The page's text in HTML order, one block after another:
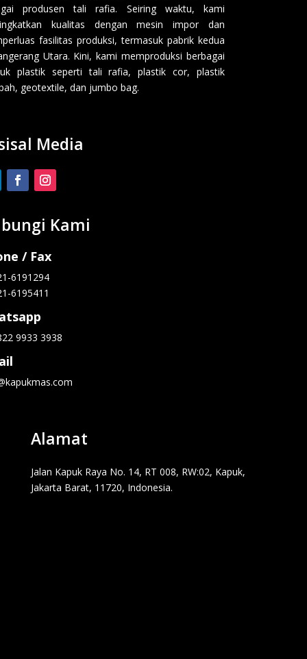
produsen tali rafia. Seiring waktu, kami
kualitas dengan mesin impor dan
fasilitas produksi, termasuk pabrik kedua
Utara. Kini, kami memproduksi berbagai
plastik seperti tali rafia, plastik cor, plastik
geotextile, dan jumbo bag.
Media
Kami
/ Fax
6191294
6195411
9933 3938
Alamat
Jalan Kapuk Raya No. 14, RT 008, RW:02, Kapuk,
Jakarta Barat, 11720, Indonesia.